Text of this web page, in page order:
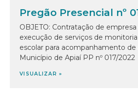
Pregão Presencial nº
OBJETO: Contratação de
execução de serviços de
escolar para acompanhamento de
Município de Apiaí PP nº 017/2022
VISUALIZAR »